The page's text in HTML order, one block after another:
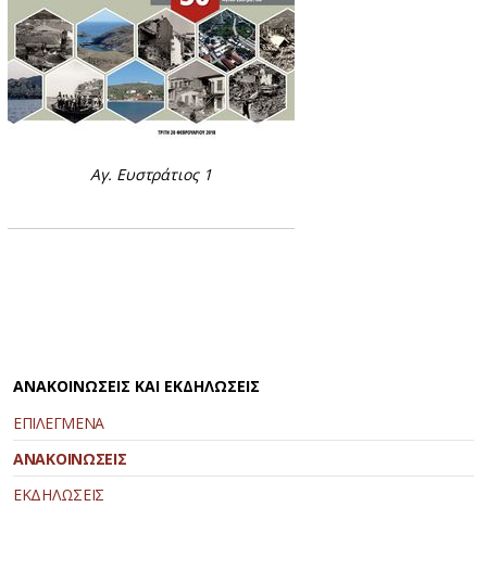
Αγ. Ευστράτιος 1
ΑΝΑΚΟΙΝΩΣΕΙΣ ΚΑΙ ΕΚΔΗΛΩΣΕΙΣ
ΕΠΙΛΕΓΜΕΝΑ
ΑΝΑΚΟΙΝΩΣΕΙΣ
ΕΚΔΗΛΩΣΕΙΣ